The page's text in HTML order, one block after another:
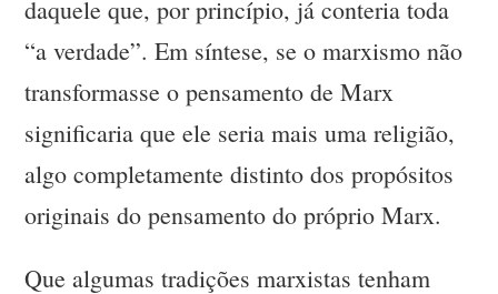
daquele que, por princípio, já conteria toda
“a verdade”. Em síntese, se o marxismo não
transformasse o pensamento de Marx
significaria que ele seria mais uma religião,
algo completamente distinto dos propósitos
originais do pensamento do próprio Marx.
Que algumas tradições marxistas tenham